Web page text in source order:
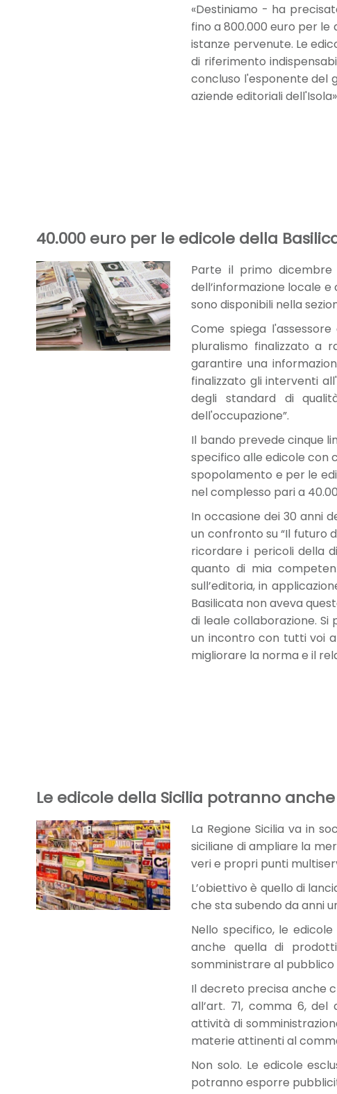
«Destiniamo - ha
fino a 800.000 euro per le
istanze pervenute. Le
di riferimento
concluso l'esponente del
aziende editoriali
40.000 euro per le edicole della
Parte il primo
dell’informazione locale
sono disponibili nella
Come spiega
pluralismo finalizzato a
garantire una
finalizzato gli interventi
degli standard di
dell'occupazione”.
Il bando prevede cinque
specifico alle edicole con
spopolamento e per le
nel complesso pari a
In occasione dei 30 anni
un confronto su “Il futuro
ricordare i pericoli della
quanto di mia
sull’editoria, in
Basilicata non aveva
di leale collaborazione.
un incontro con tutti voi
migliorare la norma e il
Le edicole della Sicilia potranno
La Regione Sicilia va in
siciliane di ampliare la
veri e propri punti
L’obiettivo è quello di
che sta subendo da anni
Nello specifico, le
anche quella di
somministrare al
Il decreto precisa anche
all’art. 71, comma 6,
attività di
materie attinenti al
Non solo. Le edicole
potranno esporre